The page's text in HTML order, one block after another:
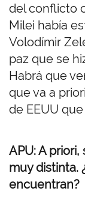
del conflicto
Milei había
Volodímir
paz que se
Habrá que
que va a
de EEUU
APU: A
muy distinta.
encuentran?